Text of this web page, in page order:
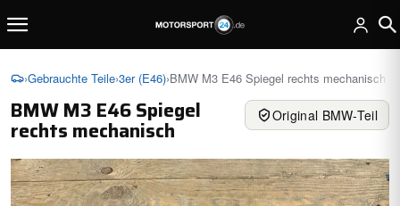
›Gebrauchte Teile›3er (E46)›BMW M3 E46 Spiegel rechts mechanisch
BMW M3 E46 Spiegel
rechts mechanisch
Original BMW-Teil